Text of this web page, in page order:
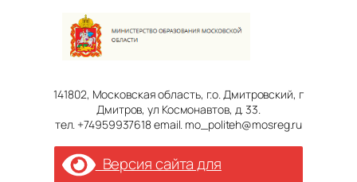
141802, Московская область, г.о. Дмитровский, г
Дмитров, ул Космонавтов, д. 33.
тел. +74959937618 email. mo_politeh@mosreg.ru
Версия сайта для